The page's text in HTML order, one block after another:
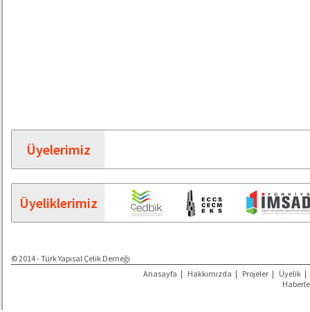
Üyelerimiz
Üyeliklerimiz
© 2014 - Türk Yapısal Çelik Derneği
Anasayfa | Hakkımızda | Projeler | Üyelik |